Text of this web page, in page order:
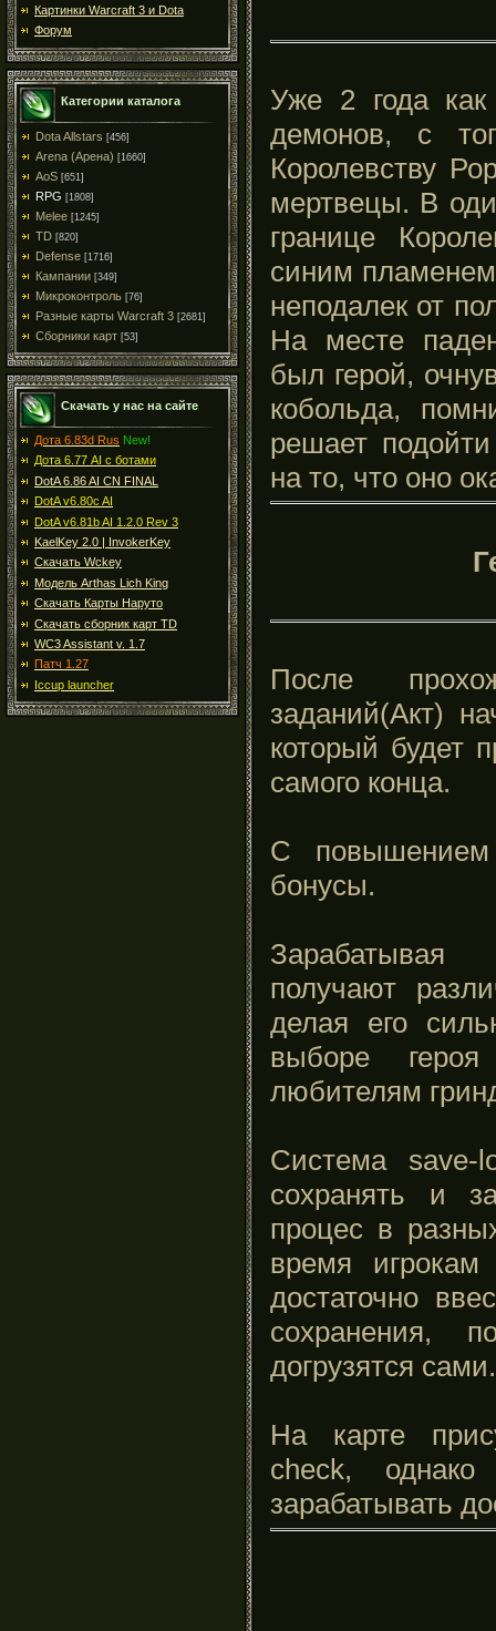
Картинки Warcraft 3 и Dota
Форум
Категории каталога
Dota Allstars [456]
Arena (Арена) [1660]
AoS [651]
RPG [1808]
Melee [1245]
TD [820]
Defense [1716]
Кампании [349]
Микроконтроль [76]
Разные карты Warcraft 3 [2681]
Сборники карт [53]
Скачать у нас на сайте
Дота 6.83d Rus New!
Дота 6.77 AI с ботами
DotA 6.86 AI CN FINAL
DotA v6.80c AI
DotA v6.81b AI 1.2.0 Rev 3
KaelKey 2.0 | InvokerKey
Скачать Wckey
Модель Arthas Lich King
Скачать Карты Наруто
Скачать сборник карт TD
WC3 Assistant v. 1.7
Патч 1.27
Iccup launcher
Уже 2 года
демонов, с
Королевству
мертвецы. В
границе
синим
неподалек от
На месте
был герой,
кобольда,
решает
на то, что оно
После
заданий(Акт)
который будет
самого конца.
С повышением
бонусы.
Зарабатывая
получают
делая его
выборе
любителям
Система save-
сохранять и
процес в
время
достаточно
сохранения,
догрузятся сами.
На карте
check,
зарабатывать